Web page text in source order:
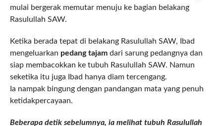
mulai bergerak memutar menuju ke bagian belakang
Rasulullah SAW.
Ketika berada tepat di belakang Rasulullah SAW, Ibad
mengeluarkan pedang tajam dari sarung pedangnya dan
siap membacokkan ke tubuh Rasulullah SAW. Namun
seketika itu juga Ibad hanya diam tercengang.
Ia nampak bingung dengan pandangan mata yang penuh
ketidakpercayaan.
Beberapa detik sebelumnya, ia melihat tubuh Rasulullah